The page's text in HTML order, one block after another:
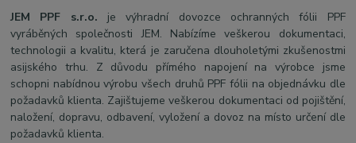
JEM PPF s.r.o. je výhradní dovozce ochranných fólii PPF
vyráběných společnosti JEM. Nabízíme veškerou dokumentaci,
technologii a kvalitu, která je zaručena dlouholetými zkušenostmi
asijského trhu. Z důvodu přímého napojení na výrobce jsme
schopni nabídnou výrobu všech druhů PPF fólii na objednávku dle
požadavků klienta. Zajištujeme veškerou dokumentaci od pojištění,
naložení, dopravu, odbavení, vyložení a dovoz na místo určení dle
požadavků klienta.